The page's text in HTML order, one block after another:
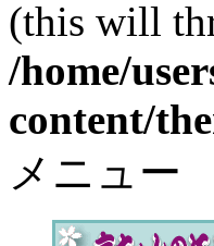
(this will
/home/
content/
メニュー